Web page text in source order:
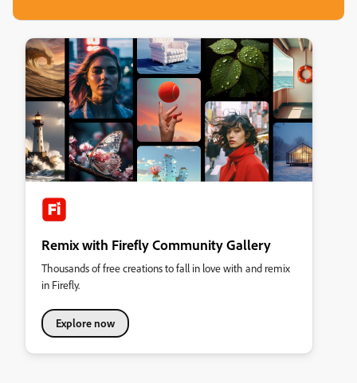
Remix with Firefly Community Gallery
Thousands of free creations to fall in love with and remix
in Firefly.
Explore now